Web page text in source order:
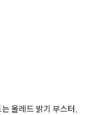
올레드 밝기 부스터,